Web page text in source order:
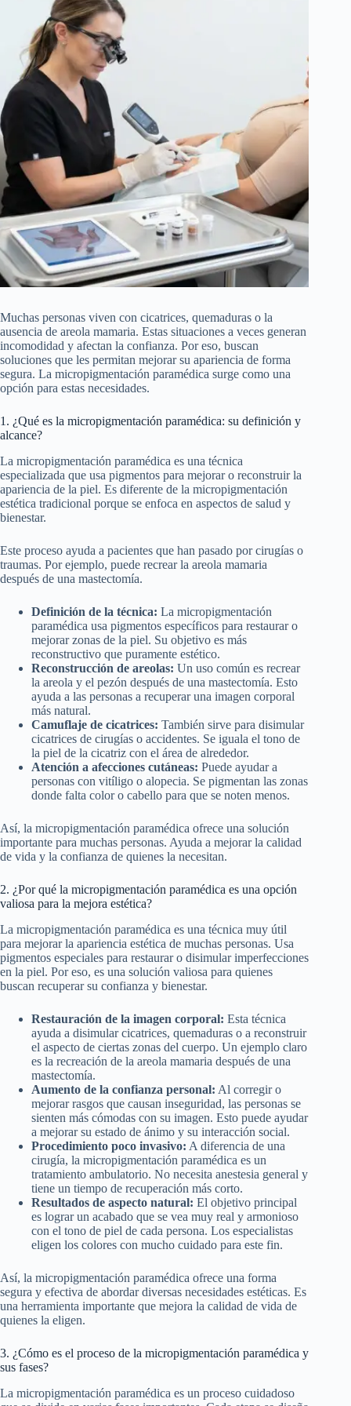
Muchas personas viven con cicatrices, quemaduras o la
ausencia de areola mamaria. Estas situaciones a veces generan
incomodidad y afectan la confianza. Por eso, buscan
soluciones que les permitan mejorar su apariencia de forma
segura. La micropigmentación paramédica surge como una
opción para estas necesidades.
1. ¿Qué es la micropigmentación paramédica: su definición y
alcance?
La micropigmentación paramédica es una técnica
especializada que usa pigmentos para mejorar o reconstruir la
apariencia de la piel. Es diferente de la micropigmentación
estética tradicional porque se enfoca en aspectos de salud y
bienestar.
Este proceso ayuda a pacientes que han pasado por cirugías o
traumas. Por ejemplo, puede recrear la areola mamaria
después de una mastectomía.
Definición de la técnica: La micropigmentación
paramédica usa pigmentos específicos para restaurar o
mejorar zonas de la piel. Su objetivo es más
reconstructivo que puramente estético.
Reconstrucción de areolas: Un uso común es recrear
la areola y el pezón después de una mastectomía. Esto
ayuda a las personas a recuperar una imagen corporal
más natural.
Camuflaje de cicatrices: También sirve para disimular
cicatrices de cirugías o accidentes. Se iguala el tono de
la piel de la cicatriz con el área de alrededor.
Atención a afecciones cutáneas: Puede ayudar a
personas con vitíligo o alopecia. Se pigmentan las zonas
donde falta color o cabello para que se noten menos.
Así, la micropigmentación paramédica ofrece una solución
importante para muchas personas. Ayuda a mejorar la calidad
de vida y la confianza de quienes la necesitan.
2. ¿Por qué la micropigmentación paramédica es una opción
valiosa para la mejora estética?
La micropigmentación paramédica es una técnica muy útil
para mejorar la apariencia estética de muchas personas. Usa
pigmentos especiales para restaurar o disimular imperfecciones
en la piel. Por eso, es una solución valiosa para quienes
buscan recuperar su confianza y bienestar.
Restauración de la imagen corporal: Esta técnica
ayuda a disimular cicatrices, quemaduras o a reconstruir
el aspecto de ciertas zonas del cuerpo. Un ejemplo claro
es la recreación de la areola mamaria después de una
mastectomía.
Aumento de la confianza personal: Al corregir o
mejorar rasgos que causan inseguridad, las personas se
sienten más cómodas con su imagen. Esto puede ayudar
a mejorar su estado de ánimo y su interacción social.
Procedimiento poco invasivo: A diferencia de una
cirugía, la micropigmentación paramédica es un
tratamiento ambulatorio. No necesita anestesia general y
tiene un tiempo de recuperación más corto.
Resultados de aspecto natural: El objetivo principal
es lograr un acabado que se vea muy real y armonioso
con el tono de piel de cada persona. Los especialistas
eligen los colores con mucho cuidado para este fin.
Así, la micropigmentación paramédica ofrece una forma
segura y efectiva de abordar diversas necesidades estéticas. Es
una herramienta importante que mejora la calidad de vida de
quienes la eligen.
3. ¿Cómo es el proceso de la micropigmentación paramédica y
sus fases?
La micropigmentación paramédica es un proceso cuidadoso